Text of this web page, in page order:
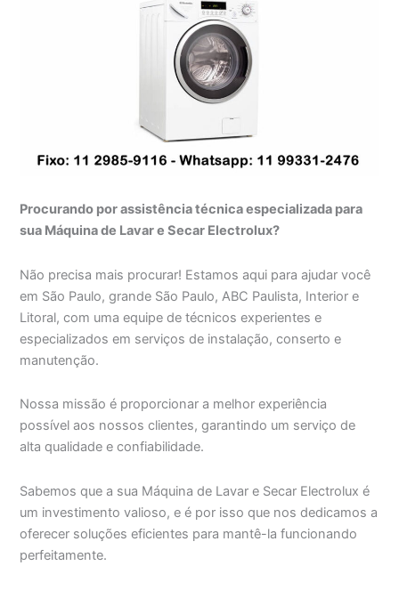
Procurando por assistência técnica especializada para
sua Máquina de Lavar e Secar Electrolux?
Não precisa mais procurar! Estamos aqui para ajudar você
em São Paulo, grande São Paulo, ABC Paulista, Interior e
Litoral, com uma equipe de técnicos experientes e
especializados em serviços de instalação, conserto e
manutenção.
Nossa missão é proporcionar a melhor experiência
possível aos nossos clientes, garantindo um serviço de
alta qualidade e confiabilidade.
Sabemos que a sua Máquina de Lavar e Secar Electrolux é
um investimento valioso, e é por isso que nos dedicamos a
oferecer soluções eficientes para mantê-la funcionando
perfeitamente.